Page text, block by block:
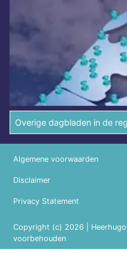
Overige dagbladen in de
Copyright (c) 2026 |
voorbehouden
Algemene voorwaarden
Disclaimer
Privacy Statement